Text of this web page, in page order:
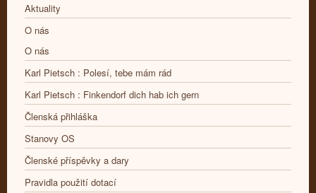
Aktuality
O nás
O nás
Karl Pietsch : Polesí, tebe mám rád
Karl Pietsch : Finkendorf dich hab ich gern
Členská přihláška
Stanovy OS
Členské příspěvky a dary
Pravidla použití dotací